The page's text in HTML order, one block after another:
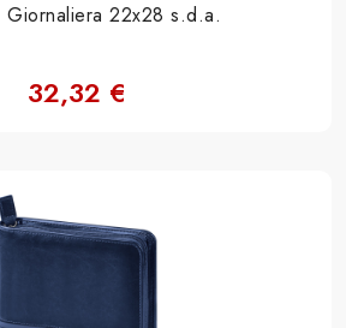
Giornaliera 22x28 s.d.a.
32,32 €